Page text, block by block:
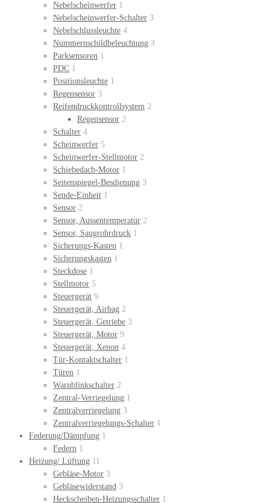
Nebelscheinwerfer 1
Nebelscheinwerfer-Schalter 3
Nebelschlussleuchte 4
Nummernschildbeleuchtung 3
Parksensoren 1
PDC 1
Positionsleuchte 1
Regensensor 3
Reifendruckkontrollsystem 2
Regensensor 2
Schalter 4
Scheinwerfer 5
Scheinwerfer-Stellmotor 2
Schiebedach-Motor 1
Seitenspiegel-Besdienung 3
Sende-Einheit 1
Sensor 2
Sensor, Aussentemperatur 2
Sensor, Saugrohrdruck 1
Sicherungs-Kasten 1
Sicherungskasten 1
Steckdose 1
Stellmotor 5
Steuergerät 9
Steuergerät, Airbag 2
Steuergerät, Getriebe 3
Steuergerät, Motor 9
Steuergerät, Xenon 4
Tür-Kontaktschalter 1
Türen 1
Warnblinkschalter 2
Zentral-Verriegelung 1
Zentralverriegelung 3
Zentralverriegelungs-Schalter 1
Federung/Dämpfung 1
Federn 1
Heizung/ Lüftung 11
Gebläse-Motor 3
Gebläsewiderstand 3
Heckscheiben-Heizungsschalter 1